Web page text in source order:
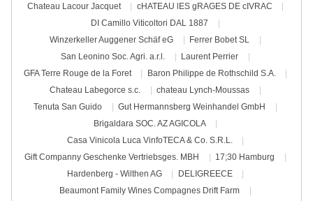
Chateau Lacour Jacquet
cHATEAU lES gRAGES DE cIVRAC
DI Camillo Viticoltori DAL 1887
Winzerkeller Auggener Schäf eG
Ferrer Bobet SL
San Leonino Soc. Agri. a.r.l.
Laurent Perrier
GFA Terre Rouge de la Foret
Baron Philippe de Rothschild S.A.
Chateau Labegorce s.c.
chateau Lynch-Moussas
Tenuta San Guido
Gut Hermannsberg Weinhandel GmbH
Brigaldara SOC. AZ AGICOLA
Casa Vinicola Luca VinfoTECA & Co. S.R.L.
Gift Companny Geschenke Vertriebsges. MBH
17;30 Hamburg
Hardenberg - Wilthen AG
DELIGREECE
Beaumont Family Wines Compagnes Drift Farm